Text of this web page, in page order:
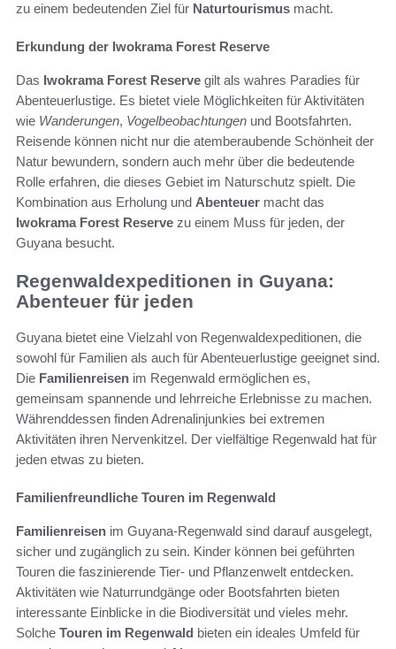
zu einem bedeutenden Ziel für Naturtourismus macht.
Erkundung der Iwokrama Forest Reserve
Das Iwokrama Forest Reserve gilt als wahres Paradies für
Abenteuerlustige. Es bietet viele Möglichkeiten für Aktivitäten
wie Wanderungen, Vogelbeobachtungen und Bootsfahrten.
Reisende können nicht nur die atemberaubende Schönheit der
Natur bewundern, sondern auch mehr über die bedeutende
Rolle erfahren, die dieses Gebiet im Naturschutz spielt. Die
Kombination aus Erholung und Abenteuer macht das
Iwokrama Forest Reserve zu einem Muss für jeden, der
Guyana besucht.
Regenwaldexpeditionen in Guyana:
Abenteuer für jeden
Guyana bietet eine Vielzahl von Regenwaldexpeditionen, die
sowohl für Familien als auch für Abenteuerlustige geeignet sind.
Die Familienreisen im Regenwald ermöglichen es,
gemeinsam spannende und lehrreiche Erlebnisse zu machen.
Währenddessen finden Adrenalinjunkies bei extremen
Aktivitäten ihren Nervenkitzel. Der vielfältige Regenwald hat für
jeden etwas zu bieten.
Familienfreundliche Touren im Regenwald
Familienreisen im Guyana-Regenwald sind darauf ausgelegt,
sicher und zugänglich zu sein. Kinder können bei geführten
Touren die faszinierende Tier- und Pflanzenwelt entdecken.
Aktivitäten wie Naturrundgänge oder Bootsfahrten bieten
interessante Einblicke in die Biodiversität und vieles mehr.
Solche Touren im Regenwald bieten ein ideales Umfeld für